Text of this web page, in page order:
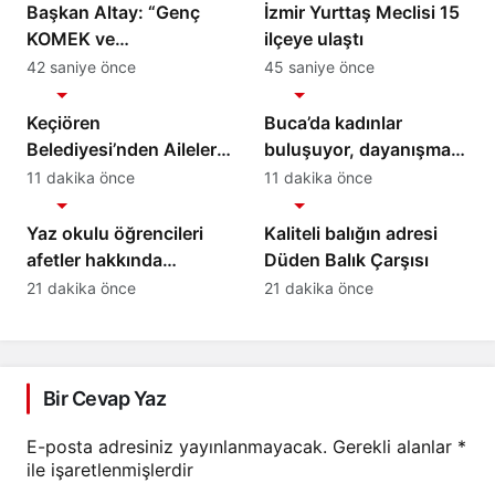
Başkan Altay: “Genç
KOMEK ve
Bilgehanelerde 30 Bin
Öğrencimiz Yaz Aylarını
Bizimle Birlikte
Geçiriyor”
42 saniye önce
İzmir Yurttaş Meclisi 15
ilçeye ulaştı
45 saniye önce
Keçiören
Belediyesi’nden Ailelere
Etkili Ebeveynlik Eğitimi
Gündem
11 dakika önce
Buca’da kadınlar
buluşuyor, dayanışma
güçleniyor
Gündem
11 dakika önce
Yaz okulu öğrencileri
afetler hakkında
bilinçlendi
21 dakika önce
Kaliteli balığın adresi
Düden Balık Çarşısı
21 dakika önce
Bir Cevap Yaz
E-posta adresiniz yayınlanmayacak. Gerekli alanlar *
ile işaretlenmişlerdir